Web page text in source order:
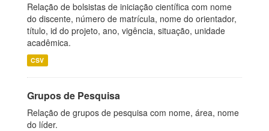
Relação de bolsistas de iniciação científica com nome
do discente, número de matrícula, nome do orientador,
título, id do projeto, ano, vigência, situação, unidade
acadêmica.
CSV
Grupos de Pesquisa
Relação de grupos de pesquisa com nome, área, nome
do líder.